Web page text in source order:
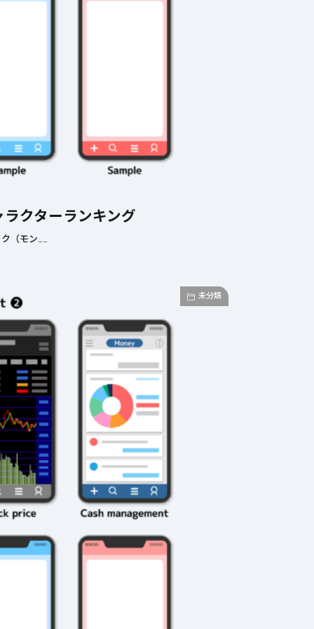
クターランキング
（モン……
未分類